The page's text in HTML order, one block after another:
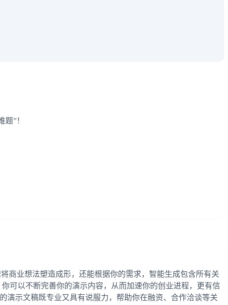
”！
商业想法塑造成形，还能根据你的需求，智能生成包含所有关
可以不断完善你的演示内容，从而加速你的创业进程，更有信
演示文稿既专业又具有说服力，帮助你在融资、合作洽谈等关